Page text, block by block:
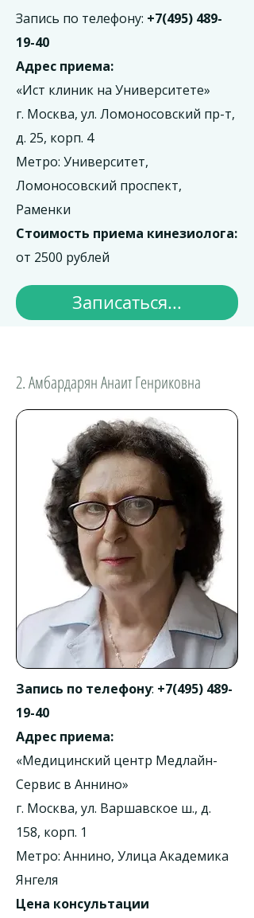
Запись по телефону: +7(495) 489-
19-40
Адрес приема:
«Ист клиник на Университете»
г. Москва, ул. Ломоносовский пр-т,
д. 25, корп. 4
Метро: Университет,
Ломоносовский проспект,
Раменки
Стоимость приема кинезиолога:
от 2500 рублей
Записаться...
2. Амбардарян Анаит Генриковна
Запись по телефону: +7(495) 489-
19-40
Адрес приема:
«Медицинский центр Медлайн-
Сервис в Аннино»
г. Москва, ул. Варшавское ш., д.
158, корп. 1
Метро: Аннино, Улица Академика
Янгеля
Цена консультации